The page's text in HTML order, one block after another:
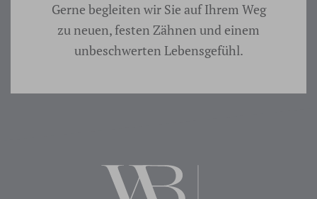
Gerne begleiten wir Sie auf Ihrem Weg
zu neuen, festen Zähnen und einem
unbeschwerten Lebensgefühl.